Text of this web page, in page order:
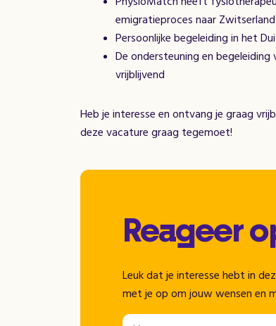
emigratieproces naar Zwitserland
Persoonlijke begeleiding in het
De ondersteuning en
vrijblijvend
Heb je interesse en ontvang je graag
deze vacature graag tegemoet!
Reageer
Leuk dat je interesse hebt in
met je op om jouw wensen en